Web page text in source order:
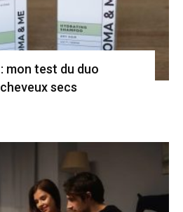
mon test du duo
secs